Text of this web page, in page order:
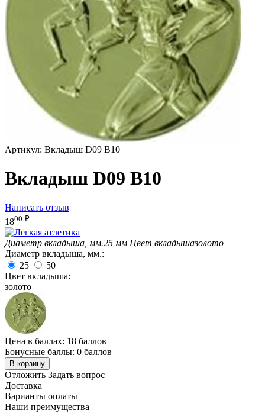
Артикул: Вкладыш D09 B10
Вкладыш D09 B10
Написать отзыв
1800 ₽
Диаметр вкладыша, мм.25 мм Цвет вкладышазолото
Диаметр вкладыша, мм.:
25
50
Цвет вкладыша:
золото
Цена в баллах: 18 баллов
Бонусные баллы: 0 баллов
В корзину
Отложить Задать вопрос
Доставка
Варианты оплаты
Наши преимущества